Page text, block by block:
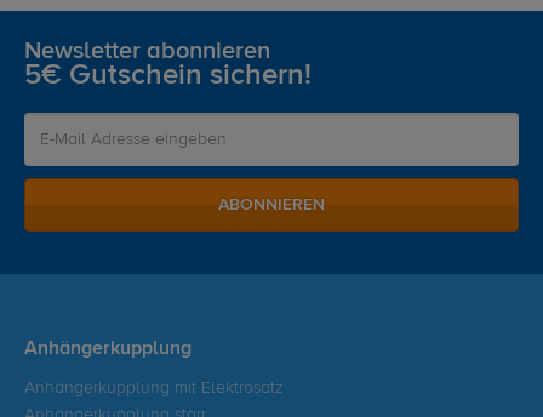
Newsletter abonnieren
5€ Gutschein sichern!
ABONNIEREN
Anhängerkupplung
Anhängerkupplung mit Elektrosatz